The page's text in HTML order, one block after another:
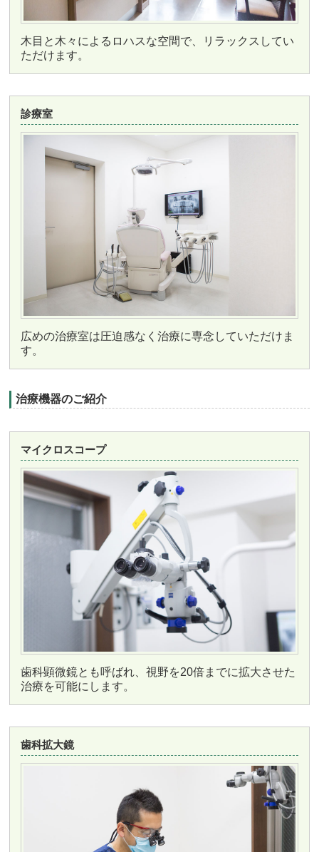
木目と木々によるロハスな空間で、リラックスしてい
ただけます。
診療室
広めの治療室は圧迫感なく治療に専念していただけま
す。
治療機器のご紹介
マイクロスコープ
歯科顕微鏡とも呼ばれ、視野を20倍までに拡大させた
治療を可能にします。
歯科拡大鏡